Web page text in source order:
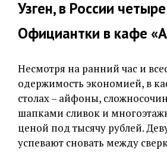
Узген, в России
Официантки в кафе
Несмотря на ранний час и
одержимость экономией, в
столах – айфоны,
шапками сливок и
ценой под тысячу рублей.
успевают сновать между